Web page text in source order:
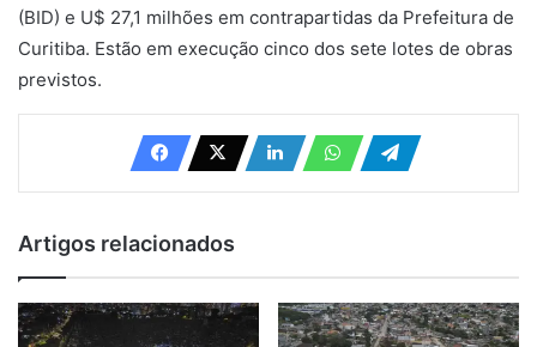
(BID) e U$ 27,1 milhões em contrapartidas da Prefeitura de
Curitiba. Estão em execução cinco dos sete lotes de obras
previstos.
Artigos relacionados